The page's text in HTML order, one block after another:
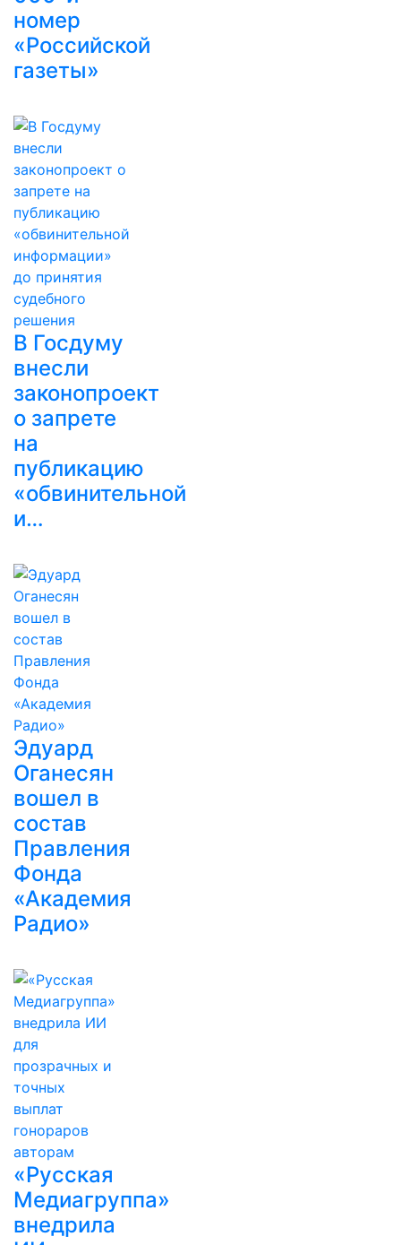
номер
«Российской
газеты»
В Госдуму
внесли
законопроект
о запрете
на
публикацию
«обвинительной
и…
Эдуард
Оганесян
вошел в
состав
Правления
Фонда
«Академия
Радио»
«Русская
Медиагруппа»
внедрила